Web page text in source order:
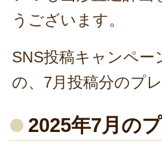
うございます。
SNS投稿キャンペー
の、7月投稿分のプ
2025年7月の